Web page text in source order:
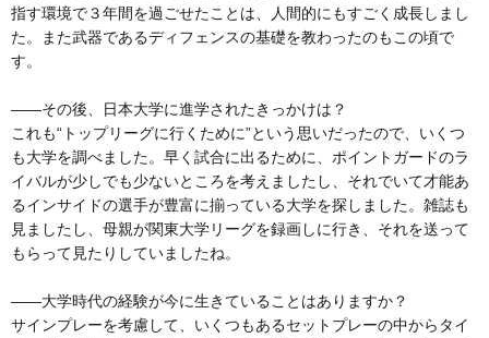
指す環境で３年間を過ごせたことは、人間的にもすごく成長しまし
た。また武器であるディフェンスの基礎を教わったのもこの頃で
す。
――その後、日本大学に進学されたきっかけは？
これも“トップリーグに行くために”という思いだったので、いくつ
も大学を調べました。早く試合に出るために、ポイントガードのラ
イバルが少しでも少ないところを考えましたし、それでいて才能あ
るインサイドの選手が豊富に揃っている大学を探しました。雑誌も
見ましたし、母親が関東大学リーグを録画しに行き、それを送って
もらって見たりしていましたね。
――大学時代の経験が今に生きていることはありますか？
サインプレーを考慮して、いくつもあるセットプレーの中からタイ